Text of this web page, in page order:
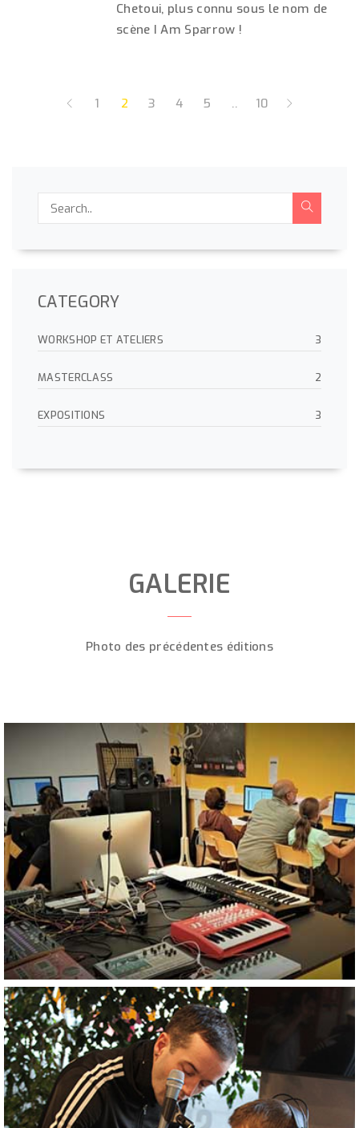
Chetoui, plus connu sous le nom de
scène I Am Sparrow !
1 2 3 4 5 .. 10
CATEGORY
WORKSHOP ET ATELIERS 3
MASTERCLASS 2
EXPOSITIONS 3
GALERIE
Photo des précédentes éditions